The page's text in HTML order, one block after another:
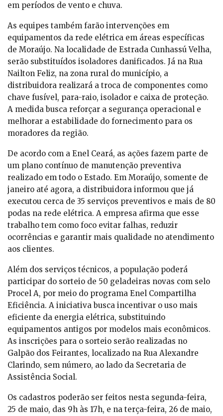
em períodos de vento e chuva.
As equipes também farão intervenções em
equipamentos da rede elétrica em áreas específicas
de Moraújo. Na localidade de Estrada Cunhassú Velha,
serão substituídos isoladores danificados. Já na Rua
Nailton Feliz, na zona rural do município, a
distribuidora realizará a troca de componentes como
chave fusível, para-raio, isolador e caixa de proteção.
A medida busca reforçar a segurança operacional e
melhorar a estabilidade do fornecimento para os
moradores da região.
De acordo com a Enel Ceará, as ações fazem parte de
um plano contínuo de manutenção preventiva
realizado em todo o Estado. Em Moraújo, somente de
janeiro até agora, a distribuidora informou que já
executou cerca de 35 serviços preventivos e mais de 80
podas na rede elétrica. A empresa afirma que esse
trabalho tem como foco evitar falhas, reduzir
ocorrências e garantir mais qualidade no atendimento
aos clientes.
Além dos serviços técnicos, a população poderá
participar do sorteio de 50 geladeiras novas com selo
Procel A, por meio do programa Enel Compartilha
Eficiência. A iniciativa busca incentivar o uso mais
eficiente da energia elétrica, substituindo
equipamentos antigos por modelos mais econômicos.
As inscrições para o sorteio serão realizadas no
Galpão dos Feirantes, localizado na Rua Alexandre
Clarindo, sem número, ao lado da Secretaria de
Assistência Social.
Os cadastros poderão ser feitos nesta segunda-feira,
25 de maio, das 9h às 17h, e na terça-feira, 26 de maio,